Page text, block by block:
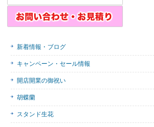
新着情報・ブログ
キャンペーン・セール情報
開店開業の御祝い
胡蝶蘭
スタンド生花